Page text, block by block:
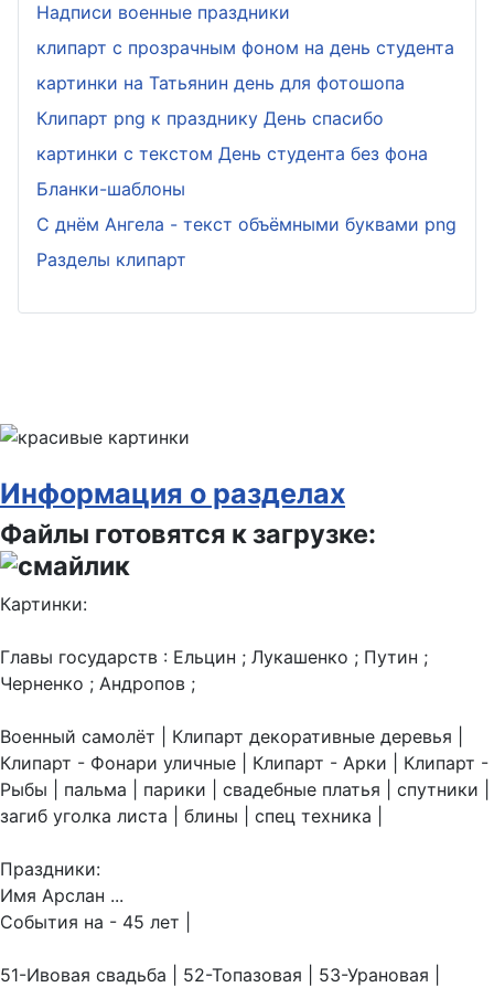
Надписи военные праздники
клипарт с прозрачным фоном на день студента
картинки на Татьянин день для фотошопа
Клипарт png к празднику День спасибо
картинки с текстом День студента без фона
Бланки-шаблоны
С днём Ангела - текст объёмными буквами png
Разделы клипарт
Информация о разделах
Файлы готовятся к загрузке:
Картинки:
Главы государств : Ельцин ; Лукашенко ; Путин ;
Черненко ; Андропов ;
Военный самолёт | Клипарт декоративные деревья |
Клипарт - Фонари уличные | Клипарт - Арки | Клипарт -
Рыбы | пальма | парики | свадебные платья | спутники |
загиб уголка листа | блины | спец техника |
Праздники:
Имя Арслан ...
События на - 45 лет |
51-Ивовая свадьба | 52-Топазовая | 53-Урановая |